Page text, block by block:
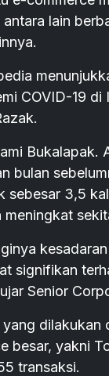
lain
COVID-19
bulan
sebesar 3,5
signifikan
Senior
yang
besar, yakni
transaksi.